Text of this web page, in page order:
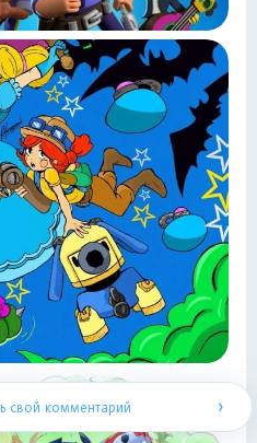
свой комментарий ›